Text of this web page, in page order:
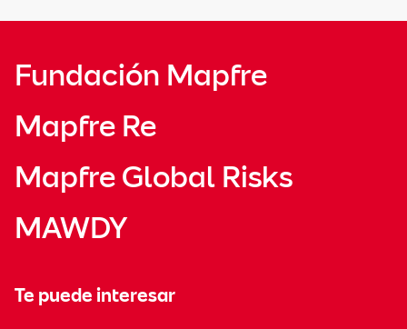
Fundación Mapfre
Mapfre Re
Mapfre Global Risks
MAWDY
Te puede interesar